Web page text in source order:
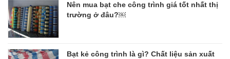
Nên mua bạt che công trình giá tốt nhất thị
trường ở đâu?￼
Bạt kẻ công trình là gì? Chất liệu sản xuất